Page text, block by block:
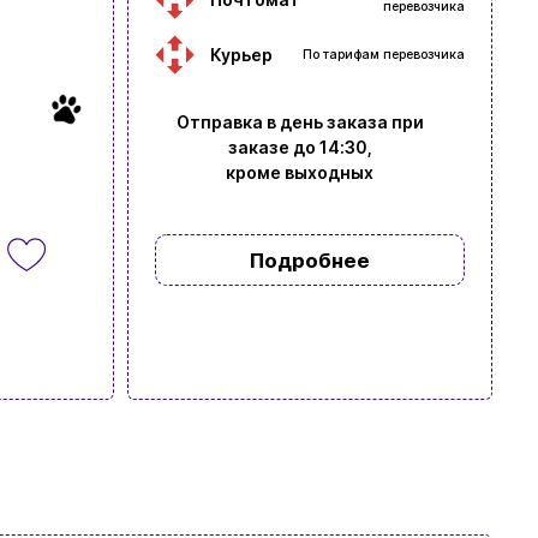
перевозчика
Курьер По тарифам перевозчика
Отправка в день заказа при
заказе до 14:30,
кроме выходных
Подробнее